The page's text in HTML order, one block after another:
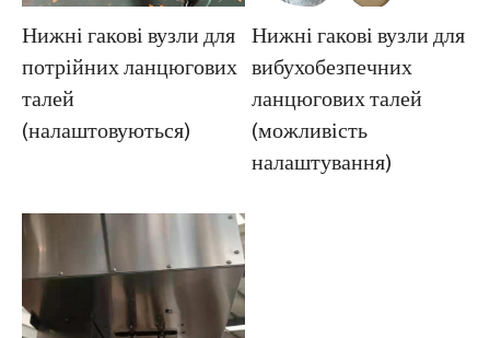
Нижні гакові вузли для
потрійних ланцюгових
талей
(налаштовуються)
Нижні гакові вузли для
вибухобезпечних
ланцюгових талей
(можливість
налаштування)